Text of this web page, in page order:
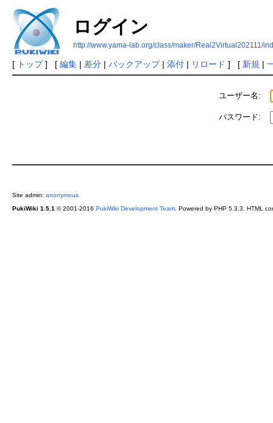
ログイン
http://www.yama-lab.org/class/maker/Real2Virtual202111/
[ トップ] [ 編集| 差分| バックアップ| 添付| リロード ] [ 新規 |
ユーザー名:
パスワード:
Site admin: anonymous
PukiWiki 1.5.1 © 2001-2016 PukiWiki Development Team. Powered by PHP 5.3.3. HTML